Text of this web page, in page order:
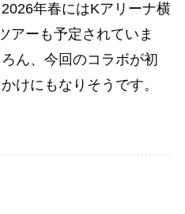
年春にはKアリーナ横
アーも予定されていま
ん、今回のコラボが初
けにもなりそうです。